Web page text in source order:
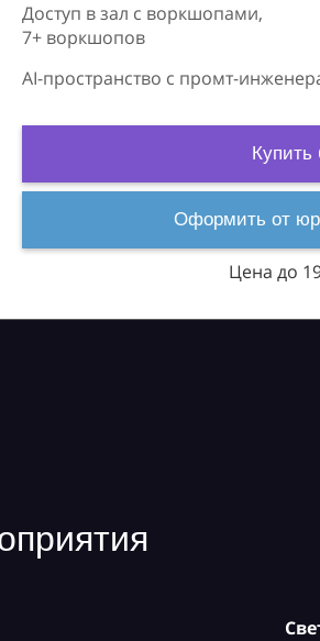
Доступ в зал с воркшопами,
7+ воркшопов
AI-пространство с промт-
Купить
Оформить от
Цена до